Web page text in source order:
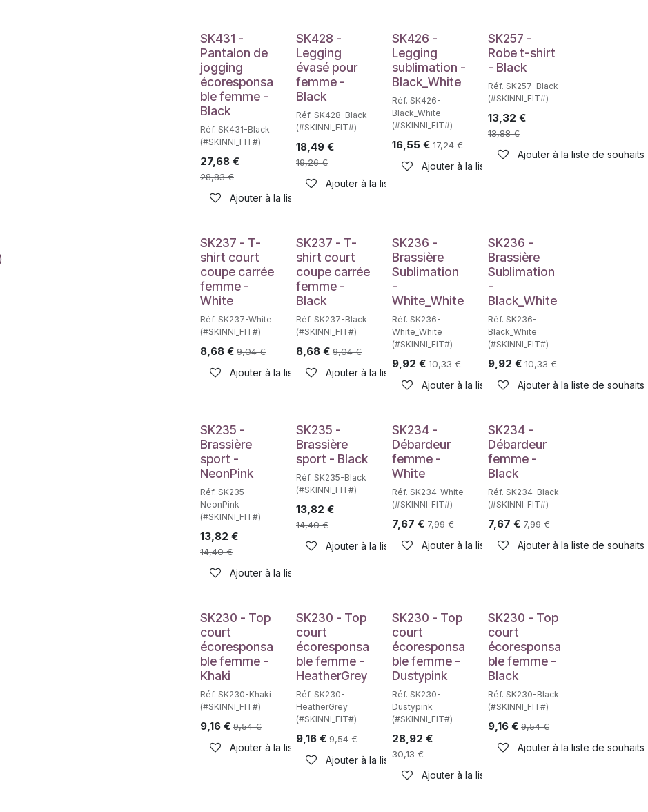
SK431 -
Pantalon de
jogging
écoresponsa
ble femme -
Black
Réf. SK431-Black
(#SKINNI_FIT#)
27,68 €
28,83€
Ajouter à la liste de souhaits
SK428 -
Legging
évasé pour
femme -
Black
Réf. SK428-Black
(#SKINNI_FIT#)
18,49€
19,26€
Ajouter à la liste de souhaits
SK426 -
Legging
sublimation -
Black_White
Réf. SK426-
Black_White
(#SKINNI_FIT#)
16,55€ 17,24€
Ajouter à la liste de souhaits
SK257 -
Robe t-shirt
- Black
Réf. SK257-Black
(#SKINNI_FIT#)
13,32 €
13,88€
Ajouter à la liste de souhaits
SK237 - T-
shirt court
coupe carrée
femme -
White
Réf. SK237-White
(#SKINNI_FIT#)
8,68 € 9,04€
Ajouter à la liste de souhaits
SK237 - T-
shirt court
coupe carrée
femme -
Black
Réf. SK237-Black
(#SKINNI_FIT#)
8,68€ 9,04€
Ajouter à la liste de souhaits
SK236 -
Brassière
Sublimation
-
White_White
Réf. SK236-
White_White
(#SKINNI_FIT#)
9,92 € 10,33€
Ajouter à la liste de souhaits
SK236 -
Brassière
Sublimation
-
Black_White
Réf. SK236-
Black_White
(#SKINNI_FIT#)
9,92 € 10,33€
Ajouter à la liste de souhaits
SK235 -
Brassière
sport -
NeonPink
Réf. SK235-
NeonPink
(#SKINNI_FIT#)
13,82 €
14,40€
Ajouter à la liste de souhaits
SK235 -
Brassière
sport - Black
Réf. SK235-Black
(#SKINNI_FIT#)
13,82 €
14,40€
Ajouter à la liste de souhaits
SK234 -
Débardeur
femme -
White
Réf. SK234-White
(#SKINNI_FIT#)
7,67 € 7,99€
Ajouter à la liste de souhaits
SK234 -
Débardeur
femme -
Black
Réf. SK234-Black
(#SKINNI_FIT#)
7,67 € 7,99€
Ajouter à la liste de souhaits
SK230 - Top
court
écoresponsa
ble femme -
Khaki
Réf. SK230-Khaki
(#SKINNI_FIT#)
9,16 € 9,54€
Ajouter à la liste de souhaits
SK230 - Top
court
écoresponsa
ble femme -
HeatherGrey
Réf. SK230-
HeatherGrey
(#SKINNI_FIT#)
9,16€ 9,54€
Ajouter à la liste de souhaits
SK230 - Top
court
écoresponsa
ble femme -
Dustypink
Réf. SK230-
Dustypink
(#SKINNI_FIT#)
28,92 €
30,13€
Ajouter à la liste de souhaits
SK230 - Top
court
écoresponsa
ble femme -
Black
Réf. SK230-Black
(#SKINNI_FIT#)
9,16€ 9,54€
Ajouter à la liste de souhaits